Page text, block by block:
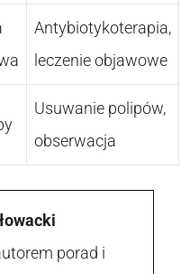
Antybiotykoterapia,
leczenie objawowe
Usuwanie polipów,
obserwacja
porad i